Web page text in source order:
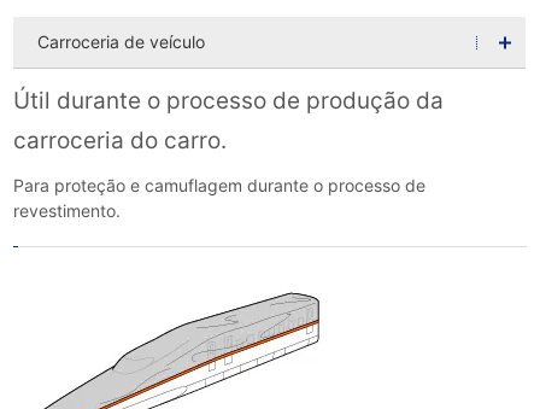
Carroceria de veículo
Útil durante o processo de produção da
carroceria do carro.
Para proteção e camuflagem durante o processo de
revestimento.